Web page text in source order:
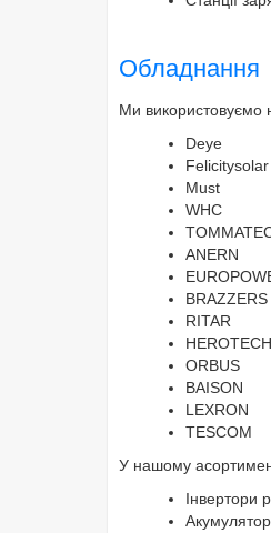
Обладнання
Ми використовуємо
Deye
Felicitysolar
Must
WHC
ANERN
BRAZZERS
RITAR
HEROTECH
ORBUS
BAISON
LEXRON
TESCOM
У нашому
Інвертори